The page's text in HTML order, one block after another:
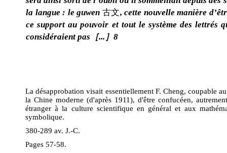
la langue : le guwen 古文, cette nouvelle manière
ce support au pouvoir et tout le système des lettrés
considéraient pas［...］8
La désapprobation visait essentiellement F. Cheng, coupable
la Chine moderne (d'après 1911), d'être confucéen,
étranger à la culture scientifique en général et aux
symbolique.
380-289 av. J.-C.
Pages 57-58.